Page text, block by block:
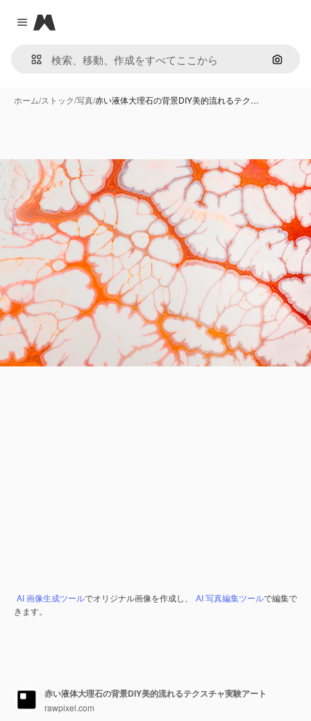
Close menu
Magnific
画像で
ホーム/ストック/写真/赤い液体大理石の背景DIY美的流れるテク…
AI 画像生成ツールでオリジナル画像を作成し、 AI 写真編集ツールで編集で
きます。
赤い液体大理石の背景DIY美的流れるテクスチャ実験アート
rawpixel.com